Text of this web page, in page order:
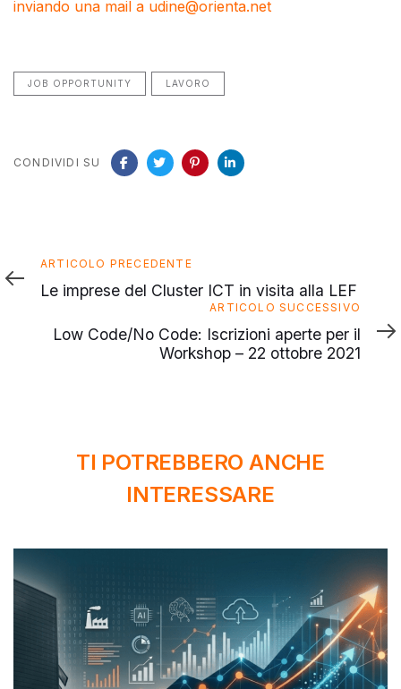
inviando una mail a udine@orienta.net
JOB OPPORTUNITY LAVORO
CONDIVIDI SU
Articolo
precedente
ARTICOLO PRECEDENTE
Le imprese del Cluster ICT in visita alla LEF
successivo
ARTICOLO SUCCESSIVO
Low Code/No Code: Iscrizioni aperte per il
Workshop – 22 ottobre 2021
TI POTREBBERO ANCHE
INTERESSARE